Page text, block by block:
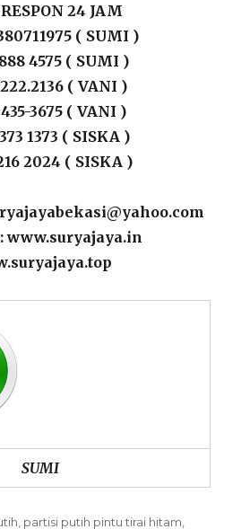
24 JAM
( SUMI )
4575 ( SUMI )
( VANI )
3675 ( VANI )
1373 ( SISKA )
2024 ( SISKA )
www.suryajaya.in
SUMI
partisi putih pintu tirai hitam